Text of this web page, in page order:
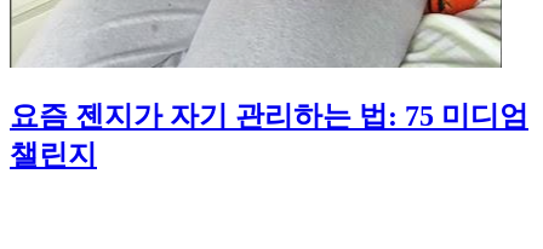
요즘 젠지가 자기 관리하는 법: 75 미디엄
챌린지